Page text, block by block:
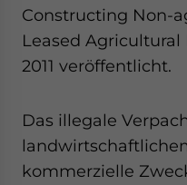
Constructing Non-
Leased Agricultural
2011 veröffentlicht.
Das illegale
kommerzielle
Yes, I have read the